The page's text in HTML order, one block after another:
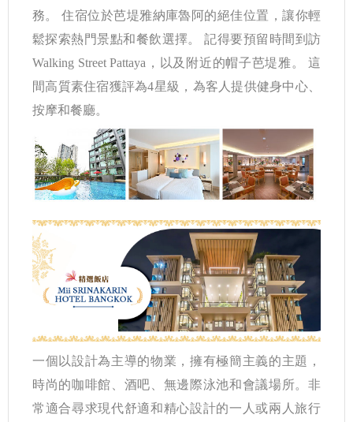
務。 住宿位於芭堤雅納庫魯阿的絕佳位置，讓你輕
鬆探索熱門景點和餐飲選擇。 記得要預留時間到訪
Walking Street Pattaya，以及附近的帽子芭堤雅。 這
間高質素住宿獲評為4星級，為客人提供健身中心、
按摩和餐廳。
一個以設計為主導的物業，擁有極簡主義的主題，
時尚的咖啡館、酒吧、無邊際泳池和會議場所。非
常適合尋求現代舒適和精心設計的一人或兩人旅行